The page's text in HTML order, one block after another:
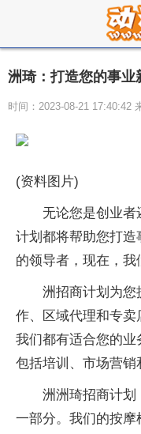
洲琦：打造您的事业
时间：2023-08-21 17:40:42
(资料图片)
无论您是创业者
计划都将帮助您打
的领导者，现在，我
洲招商计划为您
作、区域代理和专卖
我们都有适合您的业
包括培训、市场营销
洲洲琦招商计划
一部分。我们的按